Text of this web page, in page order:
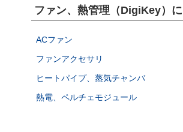
ファン、熱管理（DigiKey）
ACファン
ファンアクセサリ
ヒートパイプ、蒸気チャンバ
熱電、ペルチェモジュール